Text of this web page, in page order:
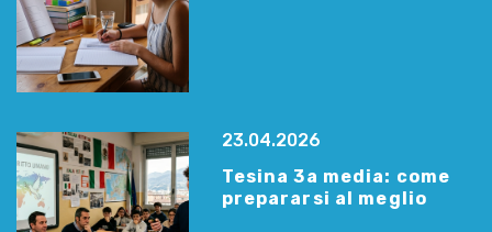
23.04.2026
Tesina 3a media: come
prepararsi al meglio